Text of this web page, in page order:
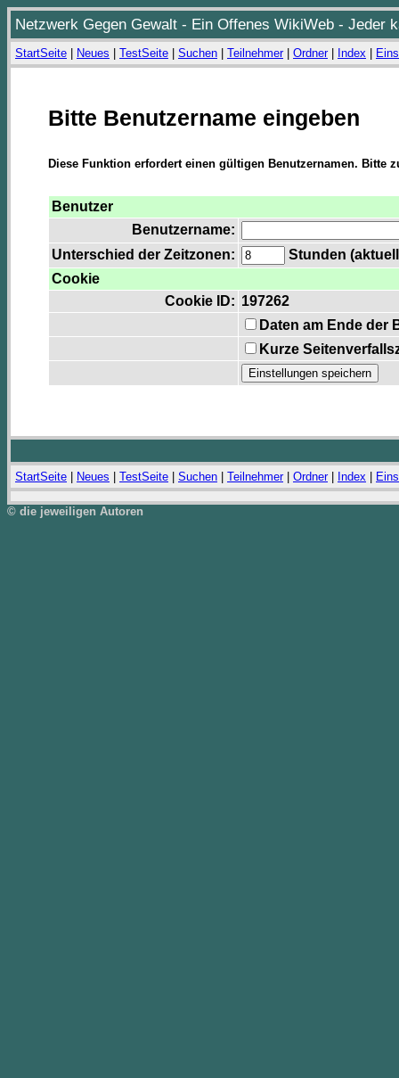
Netzwerk Gegen Gewalt - Ein Offenes WikiWeb - Jeder
StartSeite Neues TestSeite Suchen Teilnehmer| Ordner| Index
Bitte Benutzername eingeben
Diese Funktion erfordert einen gültigen Benutzernamen. Bitte
Benutzer
Benutzername:
Unterschied der Zeitzonen:
Stunden
Cookie
Cookie ID: 197262
Daten am Ende der
Kurze
StartSeite Neues TestSeite Suchen Teilnehmer| Ordner| Index
© die jeweiligen Autoren